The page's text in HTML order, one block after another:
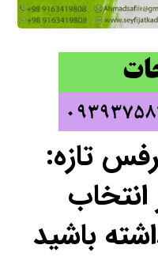
تازه:
انتخاب
باشید